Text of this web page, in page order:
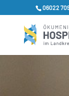
06022